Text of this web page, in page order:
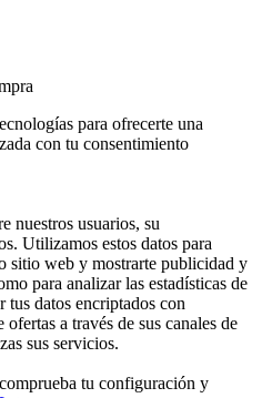
para ofrecerte una
con tu consentimiento
nuestros usuarios, su
Utilizamos estos datos para
sitio web y mostrarte publicidad y
para analizar las estadísticas de
tus datos encriptados con
a través de sus canales de
sus servicios.
tu configuración y